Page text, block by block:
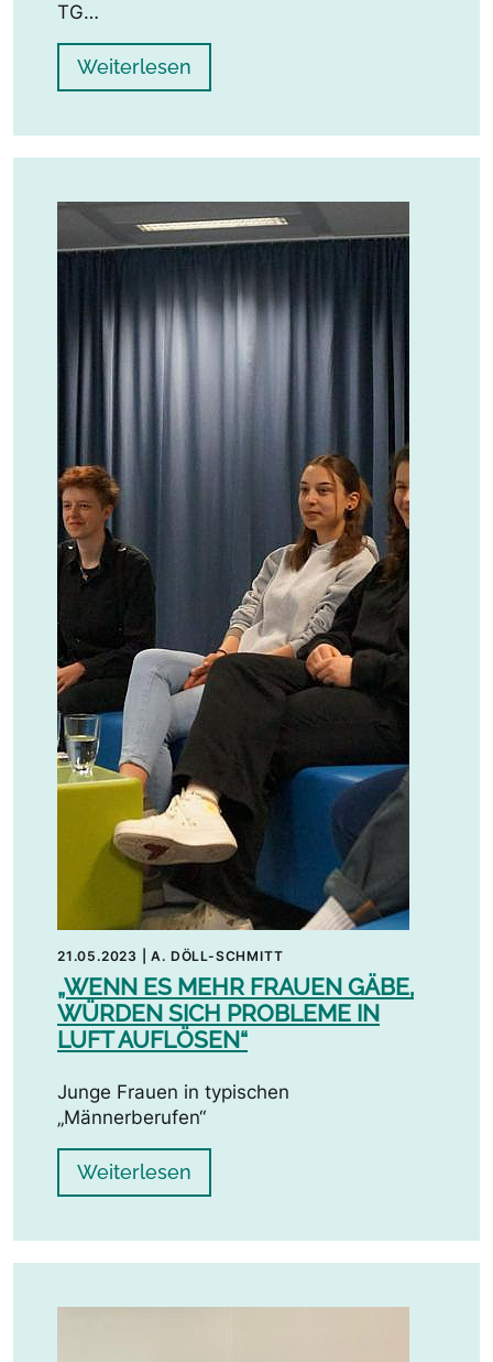
TG…
Weiterlesen
21.05.2023 |A. DÖLL-SCHMITT
„WENN ES MEHR FRAUEN GÄBE,
WÜRDEN SICH PROBLEME IN
LUFT AUFLÖSEN“
Junge Frauen in typischen
„Männerberufen“
Weiterlesen